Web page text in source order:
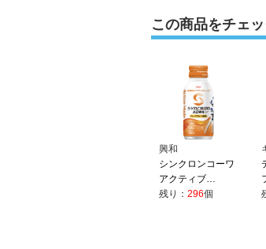
この商品をチェ
興和
シンクロンコーワ
アクティブ…
残り： 296個